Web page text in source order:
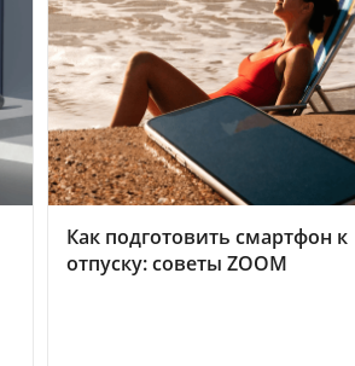
Как подготовить смартфон к
отпуску: советы ZOOM